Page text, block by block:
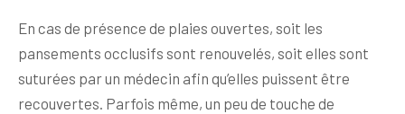
En cas de présence de plaies ouvertes, soit les
pansements occlusifs sont renouvelés, soit elles sont
suturées par un médecin afin qu’elles puissent être
recouvertes. Parfois même, un peu de touche de